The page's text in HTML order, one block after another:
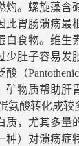
灼。螺旋藻含
此胃肠溃疡最
白食物。维生
少肚子容易发
（
矿物质帮助肝
氨酸转化成较
质，尤其多量
种）对溃疡